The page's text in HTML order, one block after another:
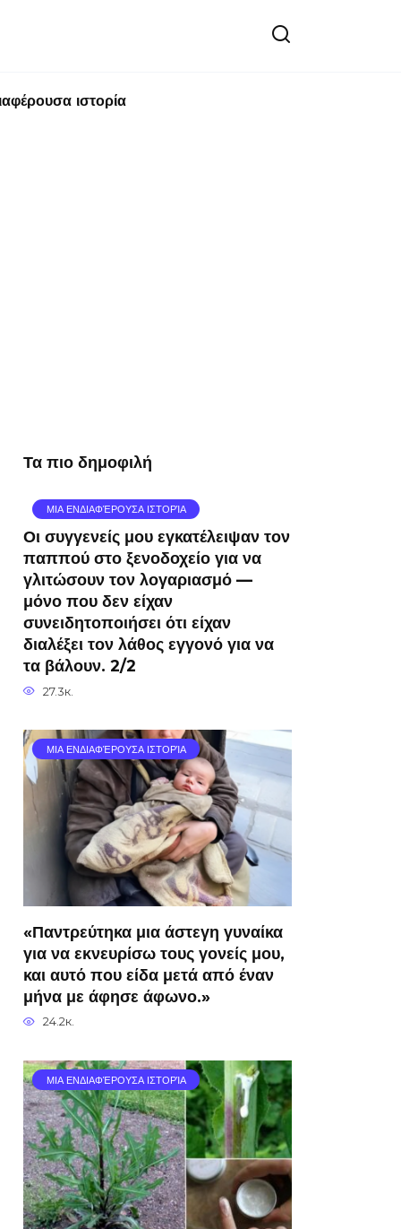
ιστορία
Τα πιο δημοφιλή
ΜΙΑ ΕΝΔΙΑΦΈΡΟΥΣΑ ΙΣΤΟΡΊΑ
Οι συγγενείς μου εγκατέλειψαν τον
παππού στο ξενοδοχείο για να
γλιτώσουν τον λογαριασμό —
μόνο που δεν είχαν
συνειδητοποιήσει ότι είχαν
διαλέξει τον λάθος εγγονό για να
τα βάλουν. 2/2
27.3к.
ΜΙΑ ΕΝΔΙΑΦΈΡΟΥΣΑ ΙΣΤΟΡΊΑ
«Παντρεύτηκα μια άστεγη γυναίκα
για να εκνευρίσω τους γονείς μου,
και αυτό που είδα μετά από έναν
μήνα με άφησε άφωνο.»
24.2к.
ΜΙΑ ΕΝΔΙΑΦΈΡΟΥΣΑ ΙΣΤΟΡΊΑ